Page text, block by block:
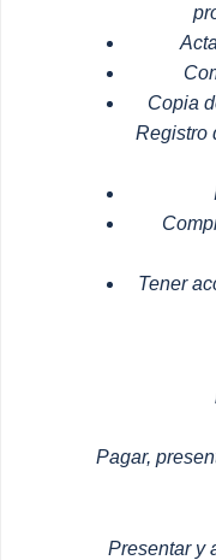
Copia
Registro
Tener
Pagar,
Presentar y